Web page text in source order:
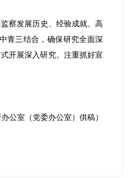
察发展历史、经验成就、高
青三结合，确保研究全面深
开展深入研究。注重抓好宣
办公室（党委办公室）供稿）